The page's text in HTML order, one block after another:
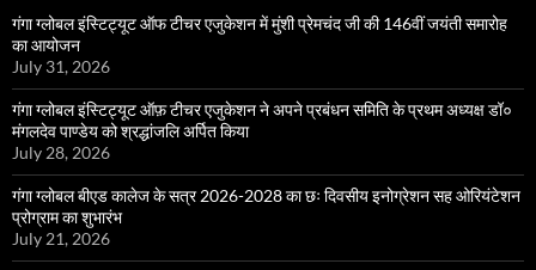
गंगा ग्लोबल इंस्टिट्यूट ऑफ टीचर एजुकेशन में मुंशी प्रेमचंद जी की 146वीं जयंती समारोह
का आयोजन
July 31, 2026
गंगा ग्लोबल इंस्टिट्यूट ऑफ़ टीचर एजुकेशन ने अपने प्रबंधन समिति के प्रथम अध्यक्ष डॉ०
मंगलदेव पाण्डेय को श्रद्धांजलि अर्पित किया
July 28, 2026
गंगा ग्लोबल बीएड कालेज के सत्र 2026-2028 का छः दिवसीय इनोग्रेशन सह ओरियंटेशन
प्रोग्राम का शुभारंभ
July 21, 2026